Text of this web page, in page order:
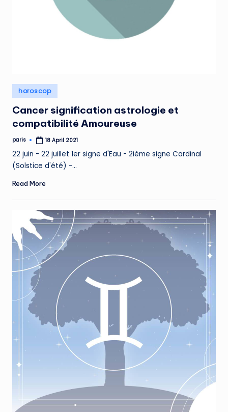
Posted
in
horoscop
Cancer signification astrologie et
compatibilité Amoureuse
Posted
paris 18 April 2021
22 juin - 22 juillet 1er signe d'Eau - 2ième signe Cardinal
(Solstice d'été) -…
Read More